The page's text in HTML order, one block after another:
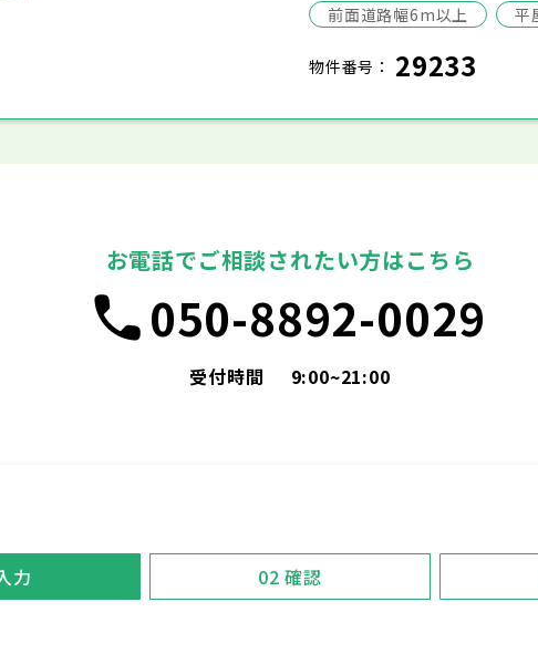
前面道路幅6m以上 平
物件番号： 29233
お電話でご相談されたい方はこちら
050-8892-0029
受付時間 9:00~21:00
力 02 確認